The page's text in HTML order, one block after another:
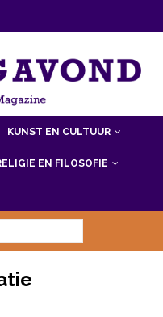
KUNST EN CULTUUR
EN FILOSOFIE